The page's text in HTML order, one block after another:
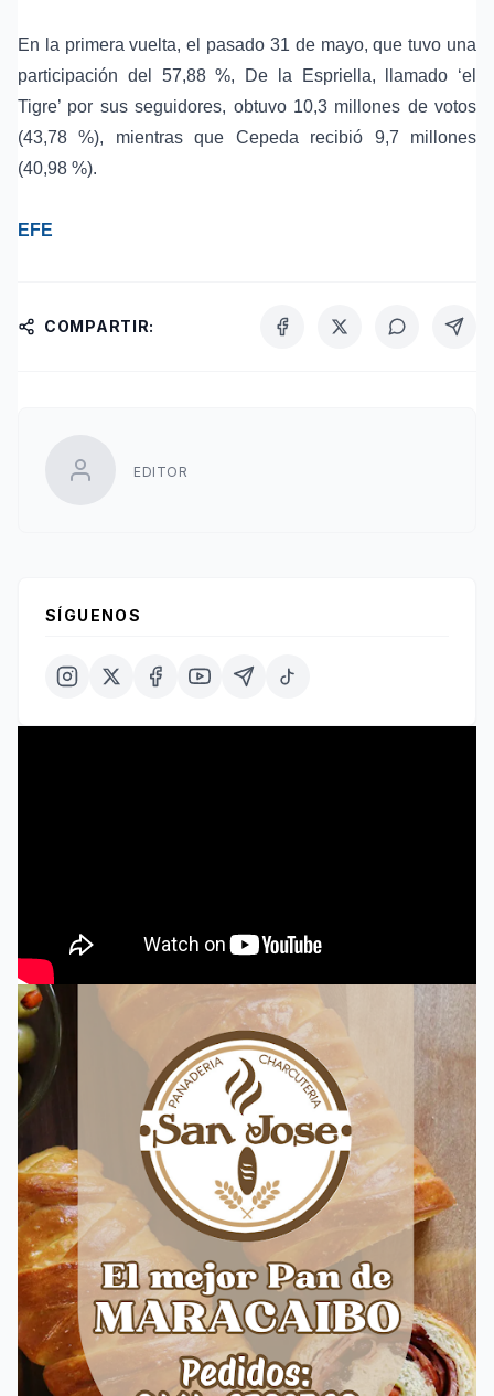
En la primera vuelta, el pasado 31 de mayo, que tuvo una
participación del 57,88 %, De la Espriella, llamado ‘el
Tigre’ por sus seguidores, obtuvo 10,3 millones de votos
(43,78 %), mientras que Cepeda recibió 9,7 millones
(40,98 %).
EFE
COMPARTIR:
EDITOR
SÍGUENOS